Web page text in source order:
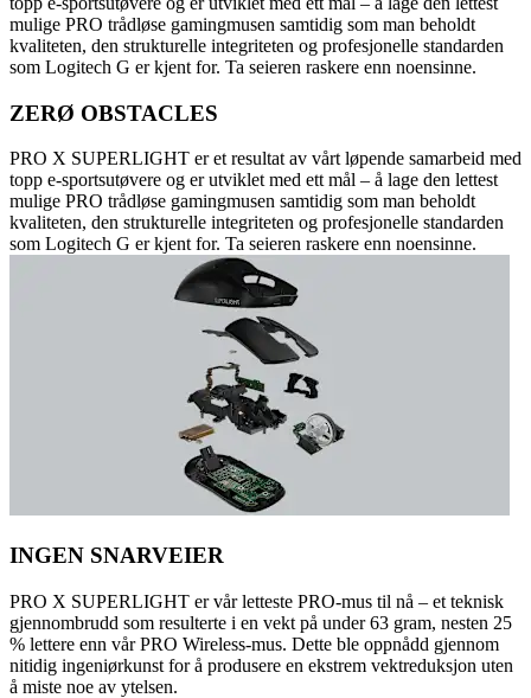
mulige PRO trådløse gamingmusen samtidig som man beholdt
kvaliteten, den strukturelle integriteten og profesjonelle standarden
som Logitech G er kjent for. Ta seieren raskere enn noensinne.
ZERØ OBSTACLES
PRO X SUPERLIGHT er et resultat av vårt løpende samarbeid med
topp e-sportsutøvere og er utviklet med ett mål – å lage den lettest
mulige PRO trådløse gamingmusen samtidig som man beholdt
kvaliteten, den strukturelle integriteten og profesjonelle standarden
som Logitech G er kjent for. Ta seieren raskere enn noensinne.
INGEN SNARVEIER
PRO X SUPERLIGHT er vår letteste PRO-mus til nå – et teknisk
gjennombrudd som resulterte i en vekt på under 63 gram, nesten 25
% lettere enn vår PRO Wireless-mus. Dette ble oppnådd gjennom
nitidig ingeniørkunst for å produsere en ekstrem vektreduksjon uten
å miste noe av ytelsen.